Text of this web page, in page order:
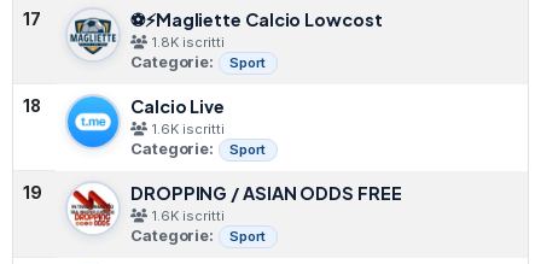
17 ⚽⚡Magliette Calcio Lowcost
1.8K iscritti
Categorie: Sport
18 Calcio Live
1.6K iscritti
Categorie: Sport
19 DROPPING / ASIAN ODDS FREE
1.6K iscritti
Categorie: Sport